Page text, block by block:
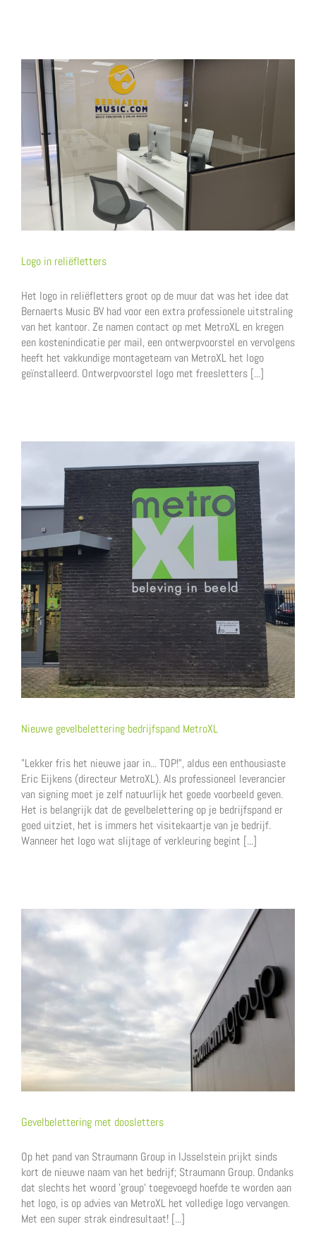
Logo in reliëfletters
Het logo in reliëfletters groot op de muur dat was het idee dat
Bernaerts Music BV had voor een extra professionele uitstraling
van het kantoor. Ze namen contact op met MetroXL en kregen
een kostenindicatie per mail, een ontwerpvoorstel en vervolgens
heeft het vakkundige montageteam van MetroXL het logo
geïnstalleerd. Ontwerpvoorstel logo met freesletters [...]
Nieuwe gevelbelettering bedrijfspand MetroXL
"Lekker fris het nieuwe jaar in... TOP!", aldus een enthousiaste
Eric Eijkens (directeur MetroXL). Als professioneel leverancier
van signing moet je zelf natuurlijk het goede voorbeeld geven.
Het is belangrijk dat de gevelbelettering op je bedrijfspand er
goed uitziet, het is immers het visitekaartje van je bedrijf.
Wanneer het logo wat slijtage of verkleuring begint [...]
Gevelbelettering met doosletters
Op het pand van Straumann Group in IJsselstein prijkt sinds
kort de nieuwe naam van het bedrijf; Straumann Group. Ondanks
dat slechts het woord 'group' toegevoegd hoefde te worden aan
het logo, is op advies van MetroXL het volledige logo vervangen.
Met een super strak eindresultaat! [...]